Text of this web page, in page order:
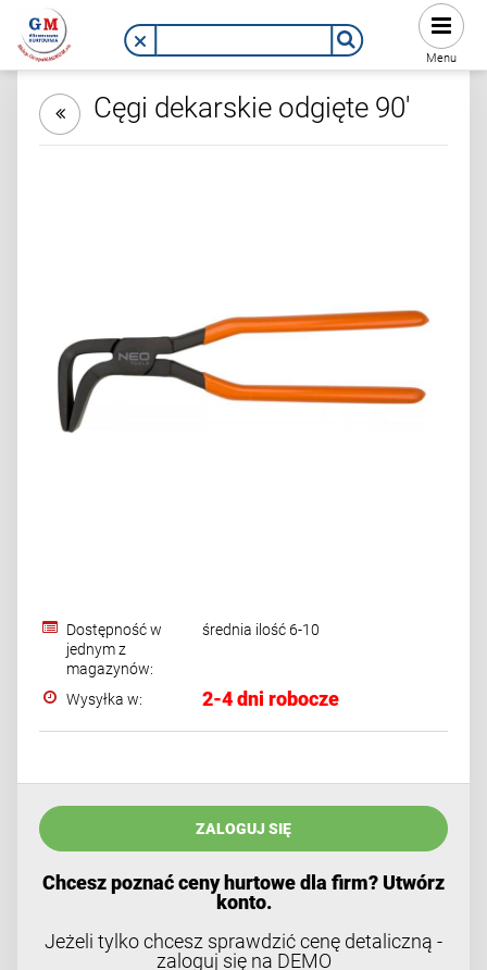
Menu
Cęgi dekarskie odgięte 90'
Dostępność w
jednym z
magazynów:
średnia ilość 6-10
Wysyłka w: 2-4 dni robocze
ZALOGUJ SIĘ
Chcesz poznać ceny hurtowe dla firm? Utwórz
konto.
Jeżeli tylko chcesz sprawdzić cenę detaliczną -
zaloguj się na DEMO